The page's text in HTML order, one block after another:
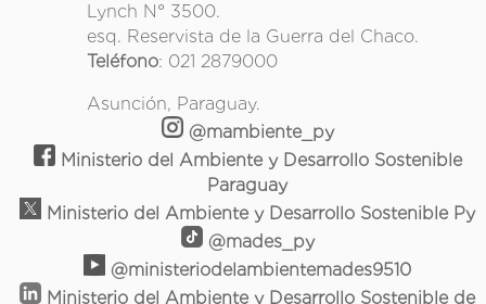
Lynch N° 3500.
esq. Reservista de la Guerra del Chaco.
Teléfono: 021 2879000
Asunción, Paraguay.
@mambiente_py
Ministerio del Ambiente y Desarrollo Sostenible
Paraguay
Ministerio del Ambiente y Desarrollo Sostenible Py
@mades_py
@ministeriodelambientemades9510
Ministerio del Ambiente y Desarrollo Sostenible de